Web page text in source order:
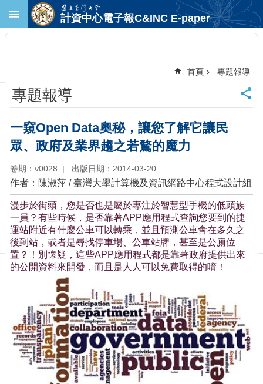
跳到主要內容區塊
首
頁
臺
大
首
計
中
首
頁
聯
絡
資
訊
取
消
網
站
導
計資中心電子報C&INC E-paper
首頁 專題報導
專題報導
一窺Open Data奧秘，讓您了解它讓民
眾、政府及業界趨之若鶩的魔力
卷期：v0028 出版日期：2014-03-20
作者：陳淑萍 / 臺灣大學計算機及資訊網路中心程式設計組
漫步於街頭，您是否也是屬於專注於智慧型手機的低頭族
一員？有些時候，是否靠著APP應用程式查詢您要到的捷
運站附近有什麼公車可以轉乘，並且預測公車會在多久之
後到站，或者是尋找停車場、公車站牌，甚至是公廁位
置？！別懷疑，這些APP應用程式都是靠著政府提供出來
的公開資料來開發，而且是人人可以免費取得的唷！